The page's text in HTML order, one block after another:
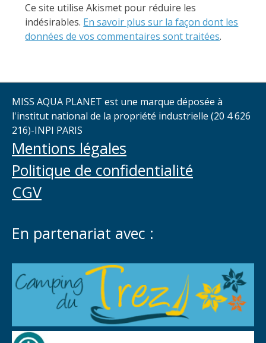
Ce site utilise Akismet pour réduire les
indésirables. En savoir plus sur la façon dont les
données de vos commentaires sont traitées.
MISS AQUA PLANET est une marque déposée à
l'institut national de la propriété industrielle (20 4 626
216)-INPI PARIS
Mentions légales
Politique de confidentialité
CGV
En partenariat avec :